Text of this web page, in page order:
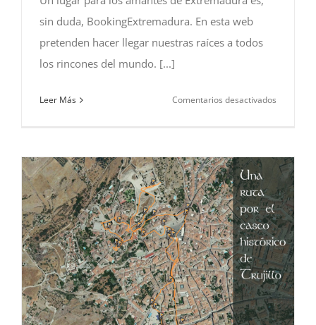
sin duda, BookingExtremadura. En esta web
pretenden hacer llegar nuestras raíces a todos
los rincones del mundo. [...]
Leer Más Comentarios desactivados
los
amantes
de